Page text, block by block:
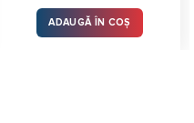
ADAUGĂ ÎN COȘ